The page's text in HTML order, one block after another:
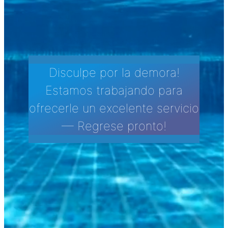
Disculpe por la demora!
Estamos trabajando para
ofrecerle un excelente servicio
— Regrese pronto!